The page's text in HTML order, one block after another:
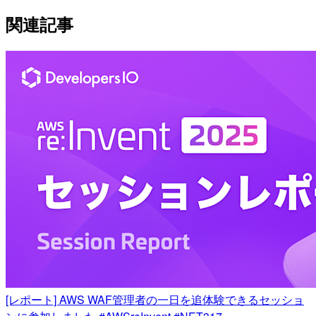
関連記事
[レポート] AWS WAF管理者の一日を追体験できるセッショ